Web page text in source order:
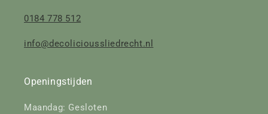
0184 778 512
info@decolicioussliedrecht.nl
Openingstijden
Maandag: Gesloten